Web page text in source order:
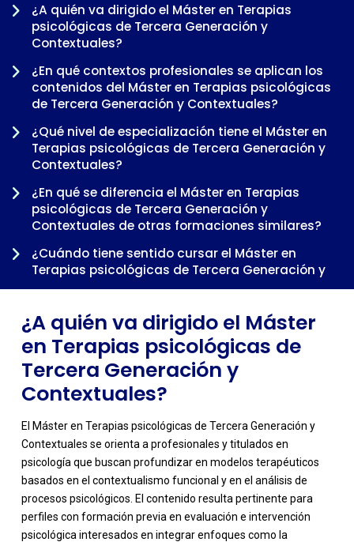
¿A quién va dirigido el Máster en Terapias
psicológicas de Tercera Generación y
Contextuales?
¿En qué contextos profesionales se aplican los
contenidos del Máster en Terapias psicológicas
de Tercera Generación y Contextuales?
¿Qué nivel de especialización tiene el Máster en
Terapias psicológicas de Tercera Generación y
Contextuales?
¿En qué se diferencia el Máster en Terapias
psicológicas de Tercera Generación y
Contextuales de otras formaciones similares?
¿Cuándo tiene sentido cursar el Máster en
Terapias psicológicas de Tercera Generación y
Contextuales dentro de una trayectoria
¿A quién va dirigido el Máster
en Terapias psicológicas de
Tercera Generación y
Contextuales?
El Máster en Terapias psicológicas de Tercera Generación y
Contextuales se orienta a profesionales y titulados en
psicología que buscan profundizar en modelos terapéuticos
basados en el contextualismo funcional y en el análisis de
procesos psicológicos. El contenido resulta pertinente para
perfiles con formación previa en evaluación e intervención
psicológica interesados en integrar enfoques como la